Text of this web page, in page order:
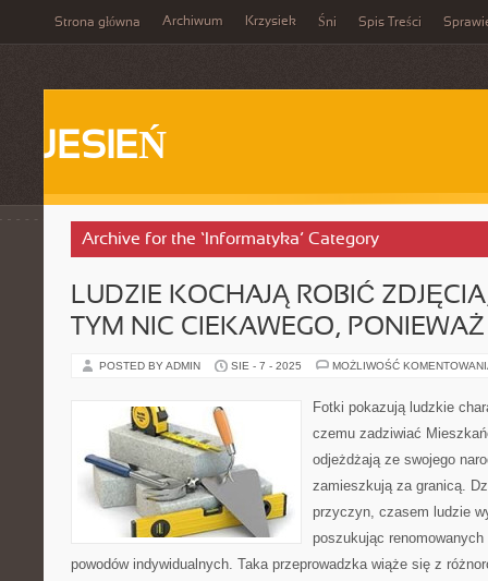
Strona główna Archiwum Krzysiek Śni Spis Treści
JESIEŃ
Archive for the ‘Informatyka’ Category
LUDZIE KOCHAJĄ ROBIĆ
TYM NIC CIEKAWEGO, PONIEWAŻ
POSTED BY ADMIN SIE - 7 - 2025 MOŻLIWOŚĆ
Fotki pokazują ludzkie
czemu zadziwiać
odjeżdżają ze swojego
zamieszkują za granicą.
przyczyn, czasem ludzie
poszukując
powodów indywidualnych. Taka przeprowadzka wiąże się z